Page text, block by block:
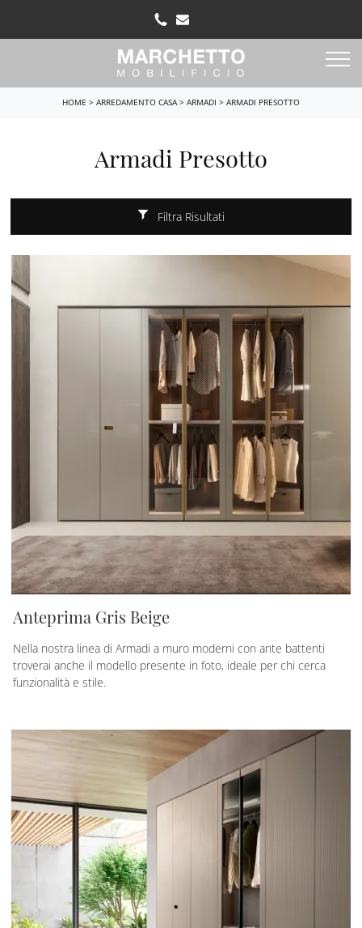
HOME > ARREDAMENTO CASA> ARMADI > ARMADI PRESOTTO
Armadi Presotto
Filtra Risultati
Anteprima Gris Beige
Nella nostra linea di Armadi a muro moderni con ante battenti
troverai anche il modello presente in foto, ideale per chi cerca
funzionalità e stile.